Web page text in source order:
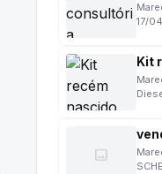
17/
Kit
image